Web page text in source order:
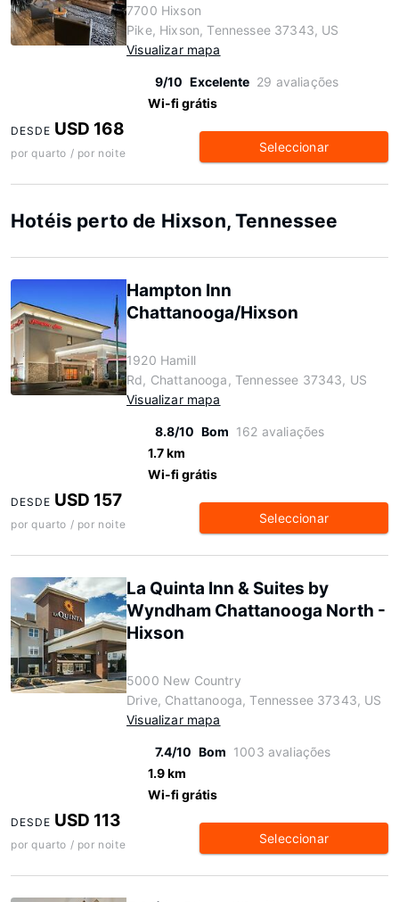
7700 Hixson
Pike, Hixson, Tennessee 37343, US
Visualizar mapa
9/10 Excelente 29 avaliações
Wi-fi grátis
DESDE USD 168
por quarto / por noite Seleccionar
Hotéis perto de Hixson, Tennessee
Hampton Inn
Chattanooga/Hixson
1920 Hamill
Rd, Chattanooga, Tennessee 37343, US
Visualizar mapa
8.8/10 Bom 162 avaliações
1.7 km
Wi-fi grátis
DESDE USD 157
por quarto / por noite Seleccionar
La Quinta Inn & Suites by
Wyndham Chattanooga North -
Hixson
5000 New Country
Drive, Chattanooga, Tennessee 37343, US
Visualizar mapa
7.4/10 Bom 1003 avaliações
1.9 km
Wi-fi grátis
DESDE USD 113
por quarto / por noite Seleccionar